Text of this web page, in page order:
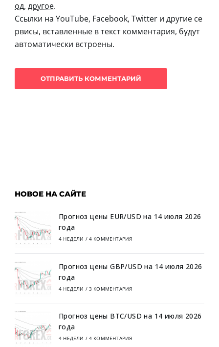
од, другое.
Ссылки на YouTube, Facebook, Twitter и другие се
рвисы, вставленные в текст комментария, будут
автоматически встроены.
НОВОЕ НА САЙТЕ
Прогноз цены EUR/USD на 14 июля 2026
года
4 НЕДЕЛИ / 4 КОММЕНТАРИЯ
Прогноз цены GBP/USD на 14 июля 2026
года
4 НЕДЕЛИ / 3 КОММЕНТАРИЯ
Прогноз цены BTC/USD на 14 июля 2026
года
4 НЕДЕЛИ / 4 КОММЕНТАРИЯ